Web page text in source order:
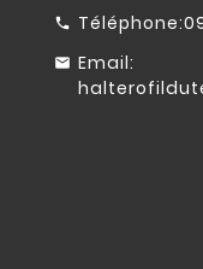
Téléphone:
Email: